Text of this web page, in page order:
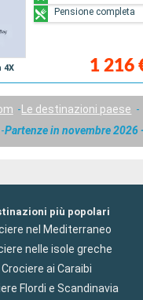
4X 1 216
Pensione completa
Le destinazioni paese
Partenze in novembre 2026
più popolari
nel Mediterraneo
nelle isole greche
Crociere ai Caraibi
Flordi e Scandinavia